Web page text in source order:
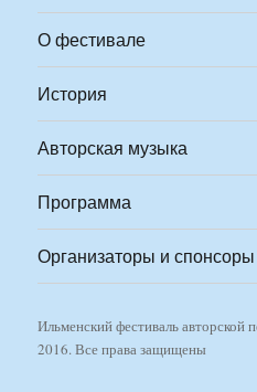
О фестивале
История
Авторская музыка
Программа
Организаторы и спонсоры
Ильменский фестиваль авторской
2016. Все права защищены